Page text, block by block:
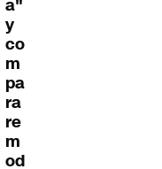
a"
y
co
m
pa
ra
re
m
od